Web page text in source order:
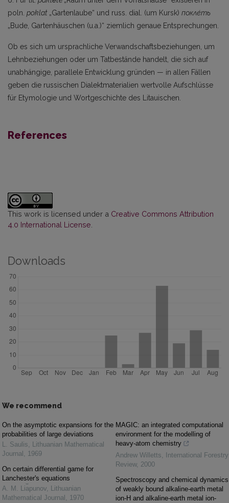
poln. poklat „Gartenlaube“ und russ. dial. (um Kursk) покле́ть
„Bude, Gartenhäuschen (u.a.)“ ziemlich genaue Entsprechun­gen.
Ob es sich um ursprachliche Verwandschaftsbeziehungen, um
Lehnbeziehungen oder um Tatbestände handelt, die sich auf
unabhängige, parallele Entwicklung gründen — in allen Fällen
ge­ben die russischen Dialektmaterialien wertvolle Aufschlüsse
für Etymologie und Wortgeschichte des Litauischen.
References
This work is licensed under a Creative Commons Attribution
4.0 International License
Downloads
We recommend
On the asymptotic expansions for the
probabilities of large deviations
L. Saulis, Lithuanian Mathematical
Journal , 1969
On certain differential game for
Lanchester's equations
A. M. Li︠a︡punov, Lithuanian
Mathematical Journal , 1970
MAGIC: an integrated computational
environment for the modelling of
heavy-atom chemistry
Andrew Willetts,
International Forestry
Review, 2000
Spectroscopy and chemical dynamics
of weakly bound alkaline-earth metal
ion-H and alkaline-earth metal ion-